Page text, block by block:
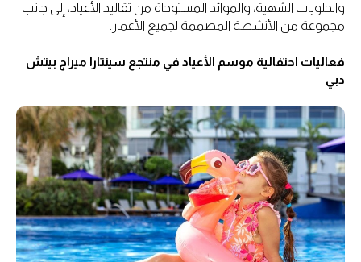
والحلويات الشهية، والموائد المستوحاة من تقاليد الأعياد، إلى جانب
مجموعة من الأنشطة المصممة لجميع الأعمار.
فعاليات احتفالية موسم الأعياد في منتجع سينتارا ميراج بيتش
دبي